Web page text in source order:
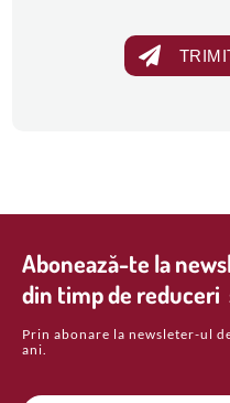
Abonează-te la
din timp de reduceri
Prin abonare la newsleter-ul
ani.